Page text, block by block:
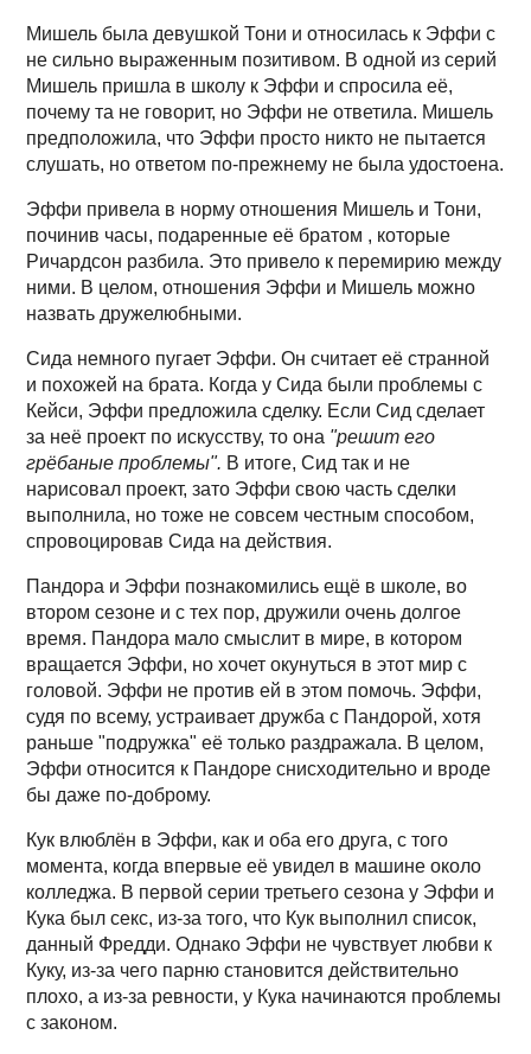
Мишель была девушкой Тони и относилась к Эффи с
не сильно выраженным позитивом. В одной из серий
Мишель пришла в школу к Эффи и спросила её,
почему та не говорит, но Эффи не ответила. Мишель
предположила, что Эффи просто никто не пытается
слушать, но ответом по-прежнему не была удостоена.
Эффи привела в норму отношения Мишель и Тони,
починив часы, подаренные её братом , которые
Ричардсон разбила. Это привело к перемирию между
ними. В целом, отношения Эффи и Мишель можно
назвать дружелюбными.
Сида немного пугает Эффи. Он считает её странной
и похожей на брата. Когда у Сида были проблемы с
Кейси, Эффи предложила сделку. Если Сид сделает
за неё проект по искусству, то она "решит его
грёбаные проблемы". В итоге, Сид так и не
нарисовал проект, зато Эффи свою часть сделки
выполнила, но тоже не совсем честным способом,
спровоцировав Сида на действия.
Пандора и Эффи познакомились ещё в школе, во
втором сезоне и с тех пор, дружили очень долгое
время. Пандора мало смыслит в мире, в котором
вращается Эффи, но хочет окунуться в этот мир с
головой. Эффи не против ей в этом помочь. Эффи,
судя по всему, устраивает дружба с Пандорой, хотя
раньше "подружка" её только раздражала. В целом,
Эффи относится к Пандоре снисходительно и вроде
бы даже по-доброму.
Кук влюблён в Эффи, как и оба его друга, с того
момента, когда впервые её увидел в машине около
колледжа. В первой серии третьего сезона у Эффи и
Кука был секс, из-за того, что Кук выполнил список,
данный Фредди. Однако Эффи не чувствует любви к
Куку, из-за чего парню становится действительно
плохо, а из-за ревности, у Кука начинаются проблемы
с законом.